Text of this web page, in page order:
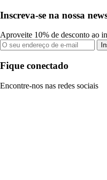
Inscreva-se na nossa
Aproveite 10% de desconto ao
Fique conectado
Encontre-nos nas redes sociais